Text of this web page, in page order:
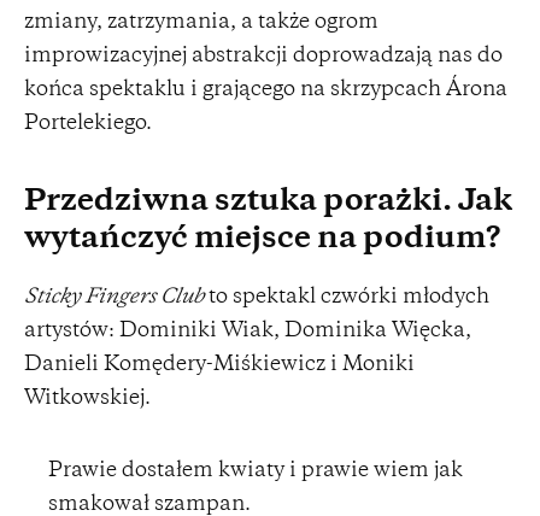
zmiany, zatrzymania, a także ogrom
improwizacyjnej abstrakcji doprowadzają nas do
końca spektaklu i grającego na skrzypcach Árona
Portelekiego.
Przedziwna sztuka porażki. Jak
wytańczyć miejsce na podium?
Sticky Fingers Clubto spektakl czwórki młodych
artystów: Dominiki Wiak, Dominika Więcka,
Danieli Komędery-Miśkiewicz i Moniki
Witkowskiej.
Prawie dostałem kwiaty i prawie wiem jak
smakował szampan.